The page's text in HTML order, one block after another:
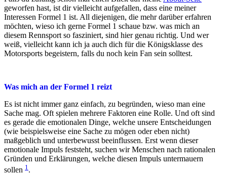
geworfen hast, ist dir vielleicht aufgefallen, dass eine meiner
Interessen Formel 1 ist. All diejenigen, die mehr darüber erfahren
möchten, wieso ich gerne Formel 1 schaue bzw. was mich an
diesem Rennsport so fasziniert, sind hier genau richtig. Und wer
weiß, vielleicht kann ich ja auch dich für die Königsklasse des
Motorsports begeistern, falls du noch kein Fan sein solltest.
Was mich an der Formel 1 reizt
Es ist nicht immer ganz einfach, zu begründen, wieso man eine
Sache mag. Oft spielen mehrere Faktoren eine Rolle. Und oft sind
es gerade die emotionalen Dinge, welche unsere Entscheidungen
(wie beispielsweise eine Sache zu mögen oder eben nicht)
maßgeblich und unterbewusst beeinflussen. Erst wenn dieser
emotionale Impuls feststeht, suchen wir Menschen nach rationalen
Gründen und Erklärungen, welche diesen Impuls untermauern
sollen 1 .